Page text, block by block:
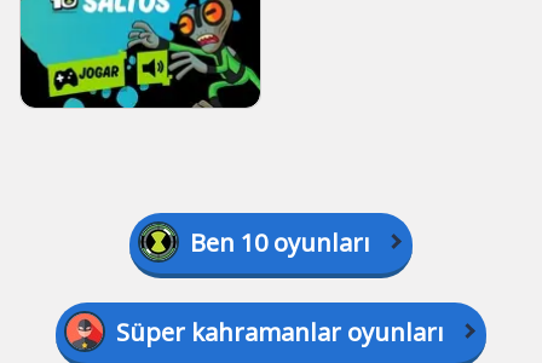
Ben 10 oyunları
Süper kahramanlar oyunları